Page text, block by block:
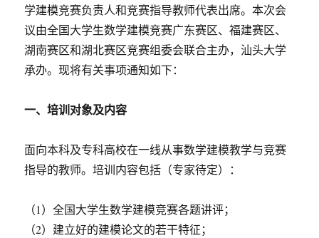
竞
赛
通
学建模竞赛负责人和竞赛指导教师代表出席。本次会
议由全国大学生数学建模竞赛广东赛区、福建赛区、
湖南赛区和湖北赛区竞赛组委会联合主办，汕头大学
承办。现将有关事项通知如下：
一、培训对象及内容
面向本科及专科高校在一线从事数学建模教学与竞赛
指导的教师。培训内容包括（专家待定）：
（1）全国大学生数学建模竞赛各题讲评；
（2）建立好的建模论文的若干特征；